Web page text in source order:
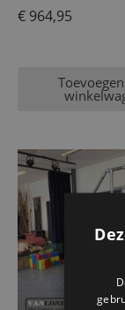
€ 964,95